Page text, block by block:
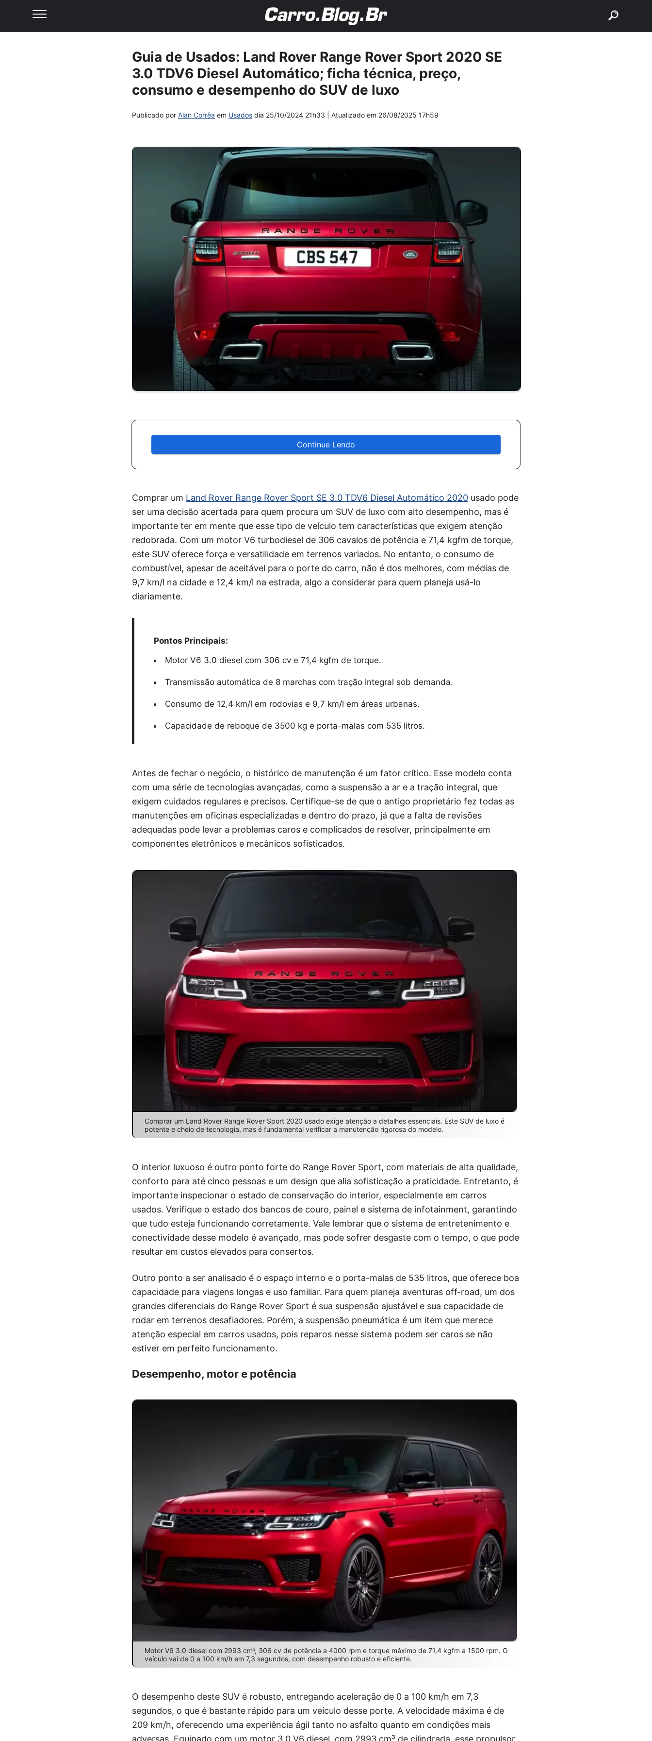
Guia de Usados: Land Rover Range Rover Sport 2020 SE
3.0 TDV6 Diesel Automático; ficha técnica, preço,
consumo e desempenho do SUV de luxo
Publicado por Alan Corrêa em Usados dia 25/10/2024 21h33 | Atualizado em 26/08/2025 17h59
Continue Lendo
Comprar um Land Rover Range Rover Sport SE 3.0 TDV6 Diesel Automático 2020 usado pode
ser uma decisão acertada para quem procura um SUV de luxo com alto desempenho, mas é
importante ter em mente que esse tipo de veículo tem características que exigem atenção
redobrada. Com um motor V6 turbodiesel de 306 cavalos de potência e 71,4 kgfm de torque,
este SUV oferece força e versatilidade em terrenos variados. No entanto, o consumo de
combustível, apesar de aceitável para o porte do carro, não é dos melhores, com médias de
9,7 km/l na cidade e 12,4 km/l na estrada, algo a considerar para quem planeja usá-lo
diariamente.
Pontos Principais:
Motor V6 3.0 diesel com 306 cv e 71,4 kgfm de torque.
Transmissão automática de 8 marchas com tração integral sob demanda.
Consumo de 12,4 km/l em rodovias e 9,7 km/l em áreas urbanas.
Capacidade de reboque de 3500 kg e porta-malas com 535 litros.
Antes de fechar o negócio, o histórico de manutenção é um fator crítico. Esse modelo conta
com uma série de tecnologias avançadas, como a suspensão a ar e a tração integral, que
exigem cuidados regulares e precisos. Certifique-se de que o antigo proprietário fez todas as
manutenções em oficinas especializadas e dentro do prazo, já que a falta de revisões
adequadas pode levar a problemas caros e complicados de resolver, principalmente em
componentes eletrônicos e mecânicos sofisticados.
Comprar um Land Rover Range Rover Sport 2020 usado exige atenção a detalhes essenciais. Este SUV de luxo é
potente e cheio de tecnologia, mas é fundamental verificar a manutenção rigorosa do modelo.
O interior luxuoso é outro ponto forte do Range Rover Sport, com materiais de alta qualidade,
conforto para até cinco pessoas e um design que alia sofisticação a praticidade. Entretanto, é
importante inspecionar o estado de conservação do interior, especialmente em carros
usados. Verifique o estado dos bancos de couro, painel e sistema de infotainment, garantindo
que tudo esteja funcionando corretamente. Vale lembrar que o sistema de entretenimento e
conectividade desse modelo é avançado, mas pode sofrer desgaste com o tempo, o que pode
resultar em custos elevados para consertos.
Outro ponto a ser analisado é o espaço interno e o porta-malas de 535 litros, que oferece boa
capacidade para viagens longas e uso familiar. Para quem planeja aventuras off-road, um dos
grandes diferenciais do Range Rover Sport é sua suspensão ajustável e sua capacidade de
rodar em terrenos desafiadores. Porém, a suspensão pneumática é um item que merece
atenção especial em carros usados, pois reparos nesse sistema podem ser caros se não
estiver em perfeito funcionamento.
Desempenho, motor e potência
Motor V6 3.0 diesel com 2993 cm³, 306 cv de potência a 4000 rpm e torque máximo de 71,4 kgfm a 1500 rpm. O
veículo vai de 0 a 100 km/h em 7,3 segundos, com desempenho robusto e eficiente.
O desempenho deste SUV é robusto, entregando aceleração de 0 a 100 km/h em 7,3
segundos, o que é bastante rápido para um veículo desse porte. A velocidade máxima é de
209 km/h, oferecendo uma experiência ágil tanto no asfalto quanto em condições mais